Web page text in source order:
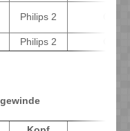
Philips 2
Philips 2